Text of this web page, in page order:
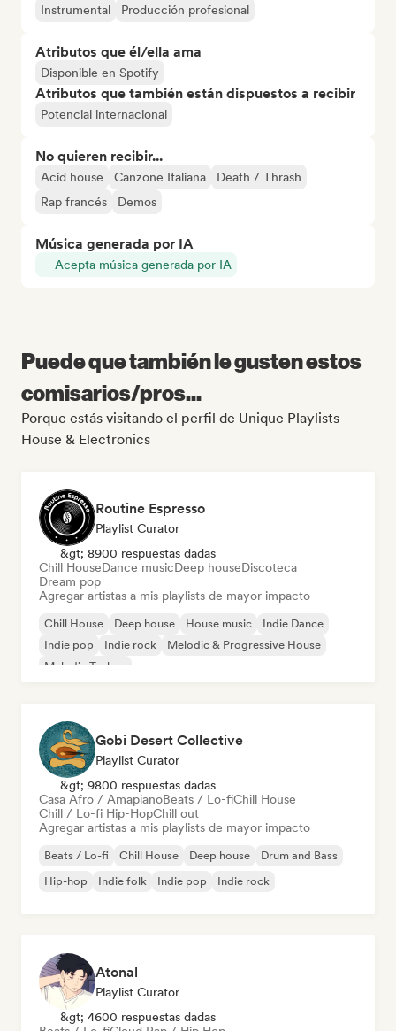
Instrumental Producción profesional
Atributos que él/ella ama
Disponible en Spotify
Atributos que también están dispuestos a recibir
Potencial internacional
No quieren recibir...
Acid house Canzone Italiana
Death / Thrash
Rap francés
Demos
Música generada por IA
Acepta música generada por IA
Puede que también le gusten estos
comisarios/pros...
Porque estás visitando el perfil de Unique Playlists -
House & Electronics
Routine Espresso
Playlist Curator
&gt; 8900 respuestas dadas
Chill HouseDance musicDeep houseDiscoteca
Dream pop
Agregar artistas a mis playlists de mayor impacto
Chill House Deep house House music
Indie Dance
Indie pop
Indie rock
Melodic & Progressive House
Melodic Techno
Gobi Desert Collective
Playlist Curator
&gt; 9800 respuestas dadas
Casa Afro / AmapianoBeats / Lo-fiChill House
Chill / Lo-fi Hip-HopChill out
Agregar artistas a mis playlists de mayor impacto
Beats / Lo-fi Chill House Deep house
Drum and Bass
Hip-hop
Indie folk Indie pop Indie rock
Atonal
Playlist Curator
&gt; 4600 respuestas dadas